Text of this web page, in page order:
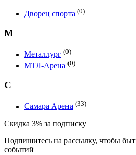
Дворец спорта (0)
М
Металлург (0)
МТЛ-Арена (0)
С
Самара Арена (33)
Скидка 3% за подписку
Подпишитесь на рассылку, чтобы
событий